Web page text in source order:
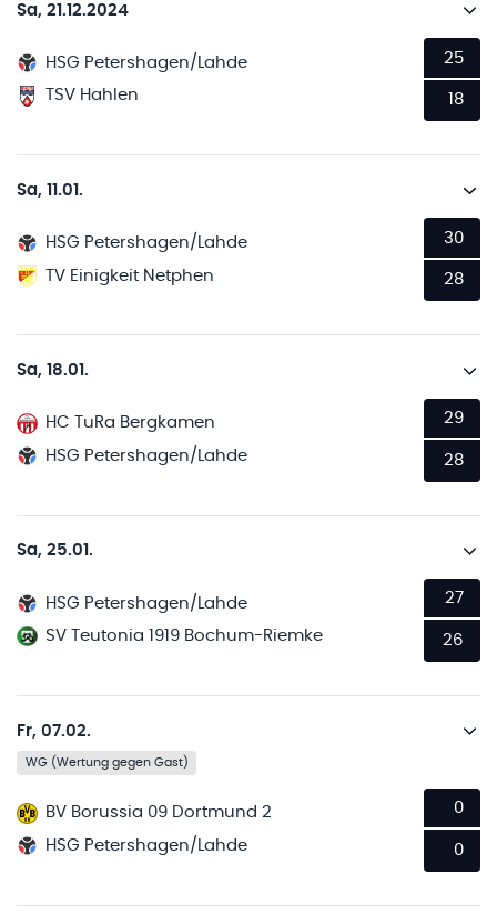
Sa, 21.12.2024
HSG Petershagen/Lahde
TSV Hahlen
25
18
Sa, 11.01.
HSG Petershagen/Lahde
TV Einigkeit Netphen
30
28
Sa, 18.01.
HC TuRa Bergkamen
HSG Petershagen/Lahde
29
28
Sa, 25.01.
HSG Petershagen/Lahde
SV Teutonia 1919 Bochum-Riemke
27
26
Fr, 07.02.
WG (Wertung gegen Gast)
BV Borussia 09 Dortmund 2
HSG Petershagen/Lahde
0
0